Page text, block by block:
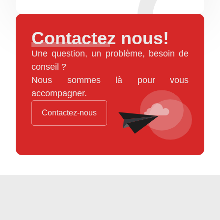
Contactez nous!
Une question, un problème, besoin de
conseil ?
Nous sommes là pour vous
accompagner.
Contactez-nous